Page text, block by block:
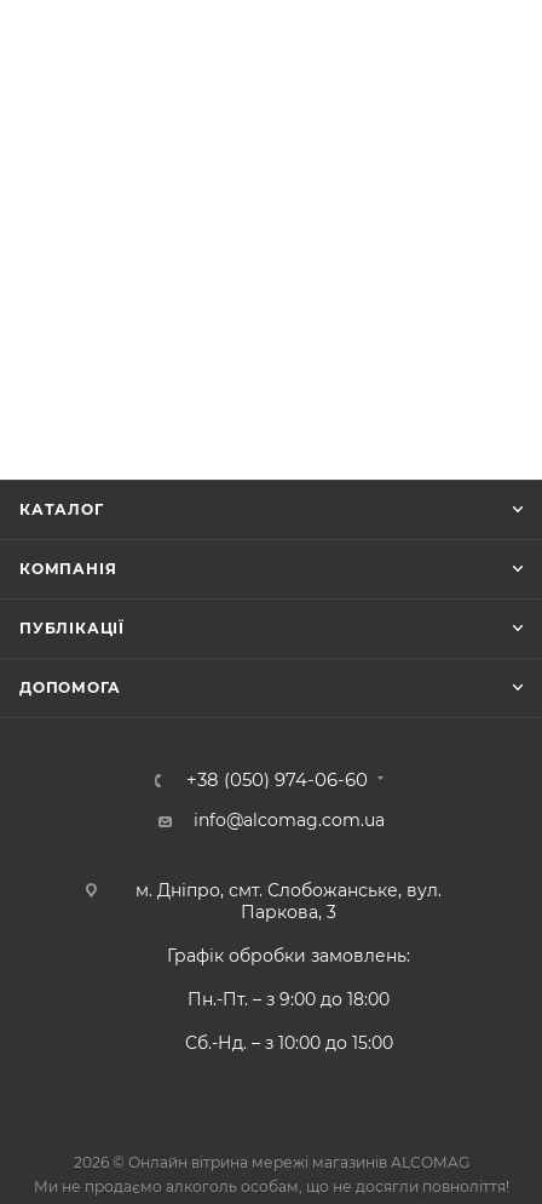
КАТАЛОГ
КОМПАНІЯ
ПУБЛІКАЦІЇ
ДОПОМОГА
+38 (050) 974-06-60
info@alcomag.com.ua
м. Дніпро, смт. Слобожанське, вул.
Паркова, 3
Графік обробки замовлень:
Пн.-Пт. – з 9:00 до 18:00
Сб.-Нд. – з 10:00 до 15:00
2026 © Онлайн вітрина мережі магазинів ALCOMAG
Ми не продаємо алкоголь особам, що не досягли повноліття!